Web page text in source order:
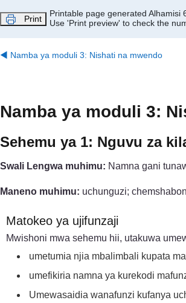
Print
Printable page generated Alhamisi
Use 'Print preview' to check the
◀︎ Namba ya moduli 3: Nishati na mwendo
Namba ya moduli 3:
Sehemu ya 1: Nguvu za
Swali Lengwa muhimu: Namna gani
Maneno muhimu: uchunguzi;
Matokeo ya ujifunzaji
Mwishoni mwa sehemu hii, utakuwa
umetumia njia mbalimbali kupata
umefikiria namna ya kurekodi
Umewasaidia wanafunzi kufanya